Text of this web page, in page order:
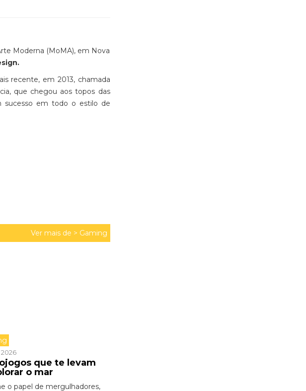
Moderna (MoMA), em Nova
recente, em 2013, chamada
que chegou aos topos das
sucesso em todo o estilo de
Ver mais de > Gaming
2026
que te levam
o mar
o papel de mergulhadores,